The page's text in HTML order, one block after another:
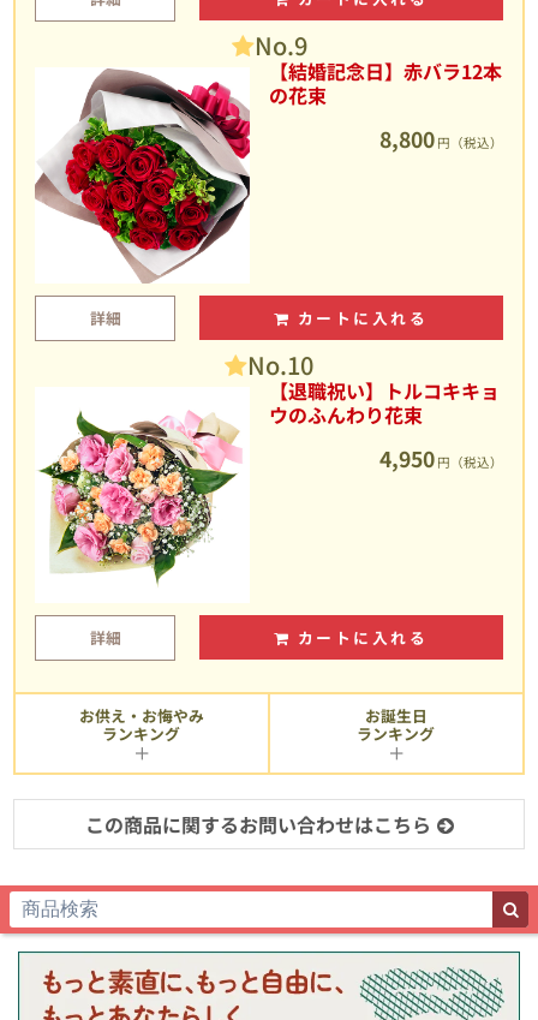
No.9
【結婚記念日】赤バラ12本
の花束
8,800 円（税込）
詳細 カートに入れる
No.10
【退職祝い】トルコキキョ
ウのふんわり花束
4,950 円（税込）
詳細 カートに入れる
お供え・お悔やみ
ランキング
お誕生日
ランキング
この商品に関するお問い合わせはこちら